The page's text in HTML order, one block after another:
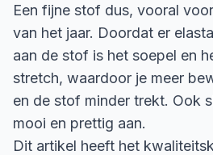
Een fijne stof dus, vooral
van het jaar. Doordat er
aan de stof is het soepel en
stretch, waardoor je meer
en de stof minder trekt. Ook
mooi en prettig aan.
Dit artikel heeft het